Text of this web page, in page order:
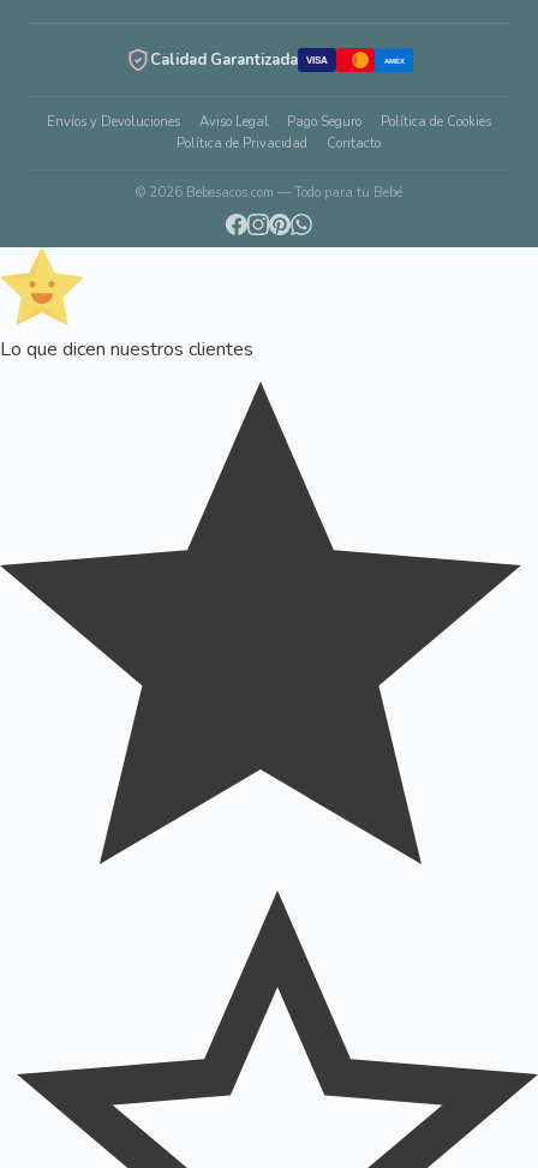
Calidad Garantizada VISA AMEX
Envíos y Devoluciones Aviso Legal Pago Seguro
Política de Cookies
Política de Privacidad
Contacto
© 2026 Bebesacos.com — Todo para tu Bebé
Lo que dicen nuestros clientes